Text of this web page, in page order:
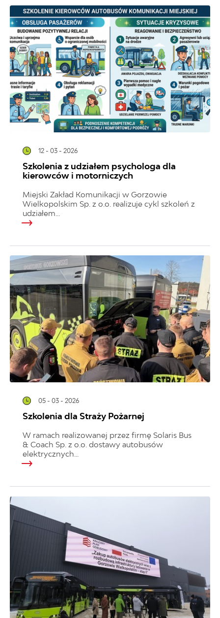
12 - 03 - 2026
Szkolenia z udziałem psychologa dla
kierowców i motorniczych
Miejski Zakład Komunikacji w Gorzowie
Wielkopolskim Sp. z o.o. realizuje cykl szkoleń z
udziałem...
05 - 03 - 2026
Szkolenia dla Straży Pożarnej
W ramach realizowanej przez firmę Solaris Bus
& Coach Sp. z o.o. dostawy autobusów
elektrycznych...